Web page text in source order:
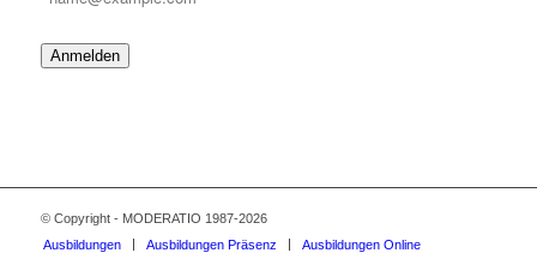
Anmelden
© Copyright - MODERATIO 1987-2026
Ausbildungen
Ausbildungen Präsenz Ausbildungen Online